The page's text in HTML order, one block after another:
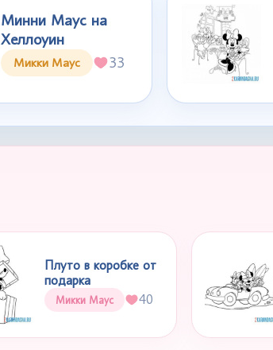
Минни Маус на
Хеллоуин
Микки Маус 33
Плуто в коробке от
подарка
Микки Маус 40